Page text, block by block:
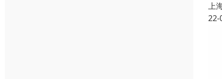
上
22-